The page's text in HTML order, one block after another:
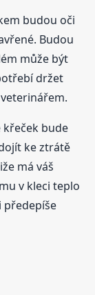
budou oči
Budou
může být
držet
bude
ke ztrátě
má váš
v kleci teplo
předepíše